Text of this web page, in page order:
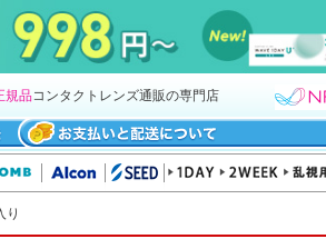
規品コンタクトレンズ通販の専門店
り